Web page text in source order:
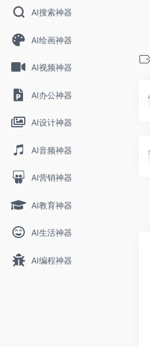
AI搜索神器
AI绘画神器
AI视频神器
AI办公神器
AI设计神器
AI音频神器
AI营销神器
AI教育神器
AI生活神器
AI编程神器